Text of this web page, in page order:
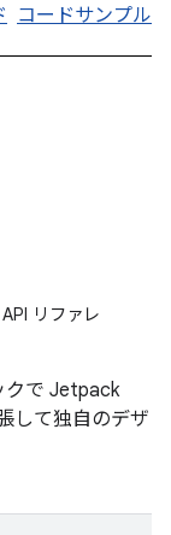
コードサンプル
リファレ
クで Jetpack
して独自のデザ